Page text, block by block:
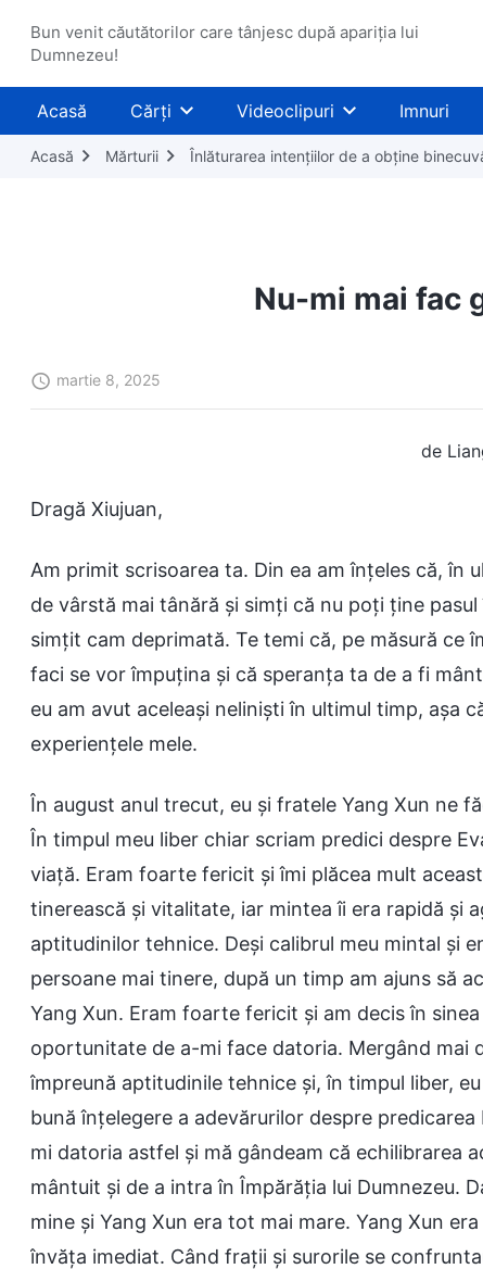
Bun venit căutătorilor care tânjesc după apariția lui
Dumnezeu!
Acasă Cărți Videoclipuri Imnuri
Acasă Mărturii Înlăturarea intențiilor de a obține
Nu-mi mai fac
martie 8, 2025
de
Dragă Xiujuan,
Am primit scrisoarea ta. Din ea am înțeles că,
de vârstă mai tânără și simți că nu poți ține
simțit cam deprimată. Te temi că, pe măsură ce
faci se vor împuțina și că speranța ta de a fi
eu am avut aceleași neliniști în ultimul timp, așa
experiențele mele.
În august anul trecut, eu și fratele Yang Xun ne
În timpul meu liber chiar scriam predici despre
viață. Eram foarte fericit și îmi plăcea mult
tinerească și vitalitate, iar mintea îi era rapidă și
aptitudinilor tehnice. Deși calibrul meu mintal și
persoane mai tinere, după un timp am ajuns să
Yang Xun. Eram foarte fericit și am decis în
oportunitate de a-mi face datoria. Mergând mai
împreună aptitudinile tehnice și, în timpul liber,
bună înțelegere a adevărurilor despre
mi datoria astfel și mă gândeam că echilibrarea
mântuit și de a intra în Împărăția lui Dumnezeu.
mine și Yang Xun era tot mai mare. Yang Xun
învăța imediat. Când frații și surorile se